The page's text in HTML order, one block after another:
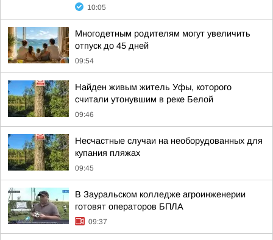
10:05
Многодетным родителям могут увеличить
отпуск до 45 дней
09:54
Найден живым житель Уфы, которого
считали утонувшим в реке Белой
09:46
Несчастные случаи на необорудованных для
купания пляжах
09:45
В Зауральском колледже агроинженерии
готовят операторов БПЛА
09:37